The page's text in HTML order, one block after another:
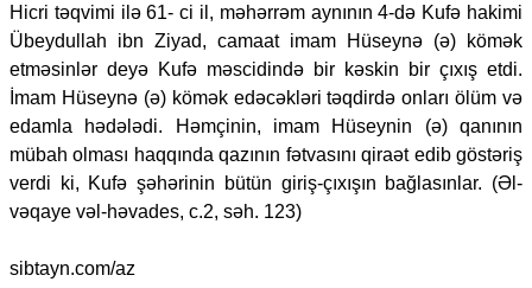
Hicri təqvimi ilə 61- ci il, məhərrəm aynının 4-də Kufə hakimi
Übeydullah ibn Ziyad, camaat imam Hüseynə (ə) kömək
etməsinlər deyə Kufə məscidində bir kəskin bir çıxış etdi.
İmam Hüseynə (ə) kömək edəcəkləri təqdirdə onları ölüm və
edamla hədələdi. Həmçinin, imam Hüseynin (ə) qanının
mübah olması haqqında qazının fətvasını qiraət edib göstəriş
verdi ki, Kufə şəhərinin bütün giriş-çıxışın bağlasınlar. (Əl-
vəqaye vəl-həvades, c.2, səh. 123)
sibtayn.com/az